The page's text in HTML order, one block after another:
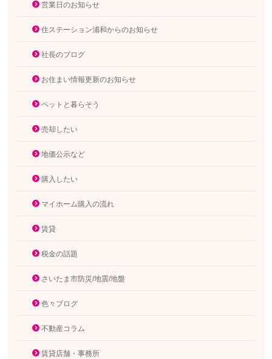
営業日のお知らせ
住ステーション浦和からのお知らせ
社長のブログ
お住まい情報更新のお知らせ
ペットと暮らそう
売却したい
地価公示など
購入したい
マイホーム購入の流れ
賃貸
税金の話題
さいたま市防災/地震/地盤
色々ブログ
不動産コラム
賃貸店舗・事務所